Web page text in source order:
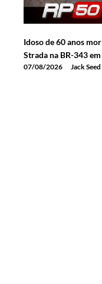
Idoso de 60 anos
Strada na BR-343
07/08/2026 Jack Seed